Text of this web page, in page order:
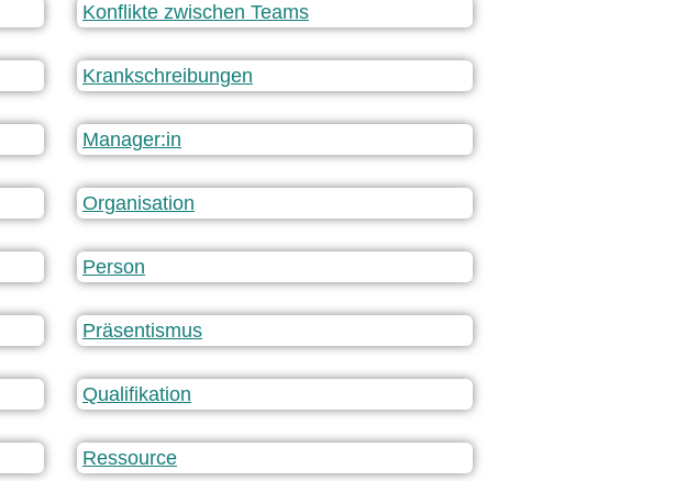
Konflikte zwischen Teams
Krankschreibungen
Manager:in
Organisation
Person
Präsentismus
Qualifikation
Ressource